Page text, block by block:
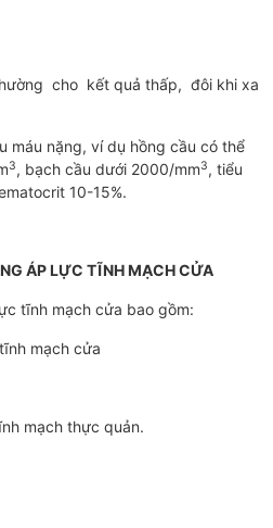
cho kết quả thấp, đôi khi xa
máu nặng, ví dụ hồng cầu có thể
3, bạch cầu dưới 2000/mm3, tiểu
10-15%.
ÁP LỰC TĨNH MẠCH CỬA
tĩnh mạch cửa bao gồm:
mạch cửa
mạch thực quản.